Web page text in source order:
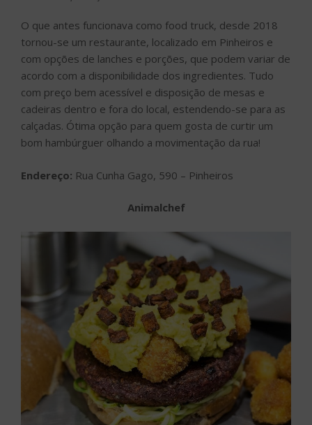
O que antes funcionava como food truck, desde 2018
tornou-se um restaurante, localizado em Pinheiros e
com opções de lanches e porções, que podem variar de
acordo com a disponibilidade dos ingredientes. Tudo
com preço bem acessível e disposição de mesas e
cadeiras dentro e fora do local, estendendo-se para as
calçadas. Ótima opção para quem gosta de curtir um
bom hambúrguer olhando a movimentação da rua!
Endereço: Rua Cunha Gago, 590 – Pinheiros
Animalchef